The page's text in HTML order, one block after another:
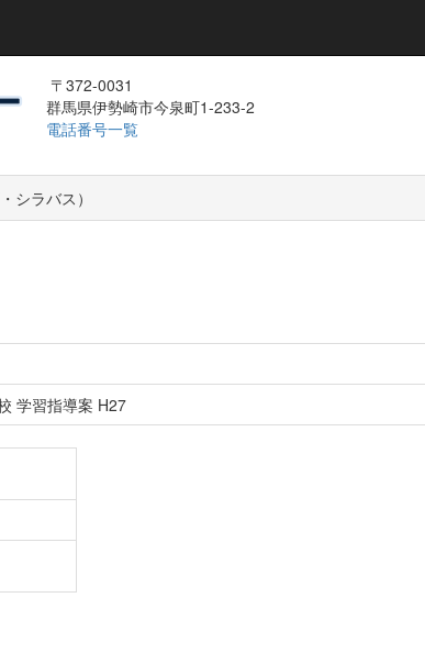
〒372-0031
群馬県伊勢崎市今泉町1-233-2
電話番号一覧
シラバス）
学習指導案 H27